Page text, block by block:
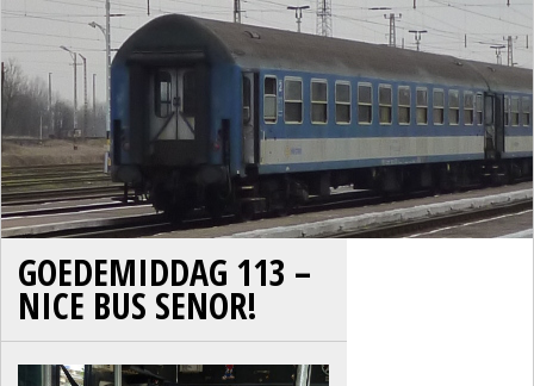
GOEDEMIDDAG 113 –
NICE BUS SENOR!